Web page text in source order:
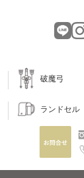
破魔弓
ランドセル